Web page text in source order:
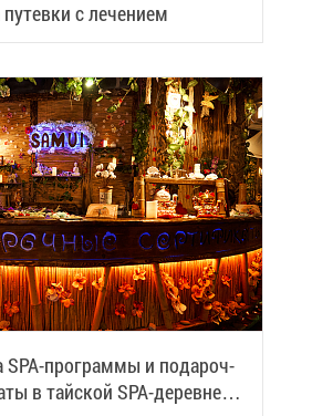
с ле­че­ни­ем
SPA-про­грам­мы и по­да­роч­
в тай­ской SPA-де­ревне